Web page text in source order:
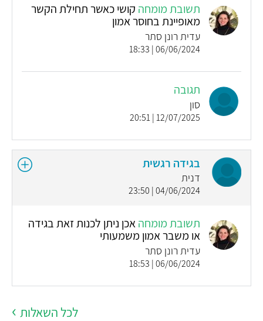
תשובת מומחה קושי כאשר תחילת הקשר
מאופיינת בחוסר אמון
עדית רונן סתר
06/06/2024 | 18:33
תגובה
סון
12/07/2025 | 20:51
בגידה רגשית
דנית
04/06/2024 | 23:50
תשובת מומחהאכן ניתן לכנות זאת בגידה
או משבר אמון משמעותי
עדית רונן סתר
06/06/2024 | 18:53
לכל השאלות